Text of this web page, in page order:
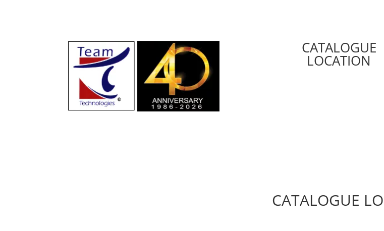
CATALOGUE
LOCATION
CATALOGUE